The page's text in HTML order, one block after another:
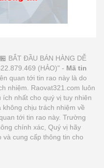
BẮT ĐẦU BÁN HÀNG DỄ
(HẢO)" - Mã tin
quan tới tin rao này là do
nhiệm. Raovat321.com luôn
nhất cho quý vị tuy nhiên
chịu trách nhiệm về
tới tin rao này. Trường
chính xác, Quý vị hãy
và cung cấp thông tin cho